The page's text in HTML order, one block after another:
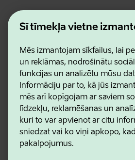
Šī tīmekļa vietne
Mēs izmantojam sīkfailus, lai
un reklāmas, nodrošinātu
funkcijas un analizētu mūsu
Informāciju par to, kā jūs
mēs arī kopīgojam ar saviem
līdzekļu, reklamēšanas un
kuri to var apvienot ar citu
sniedzat vai ko viņi apkopo,
pakalpojumus.
Kontakti
Lietošanas noteikumi
Sīkdatņu un konfidencialitātes